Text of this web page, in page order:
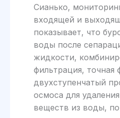
Сианько,
входящей и
показывает, что
воды после
жидкости,
фильтрация, точная
двухступенчатый
осмоса для
веществ из воды,